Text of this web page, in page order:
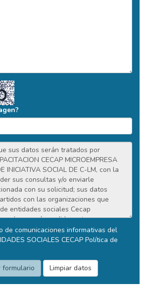
de comunicaciones informativas del
SOCIALES CECAP Política de